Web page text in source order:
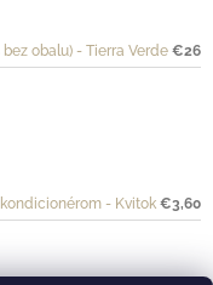
obalu) - Tierra Verde €26
- Kvitok €3,60